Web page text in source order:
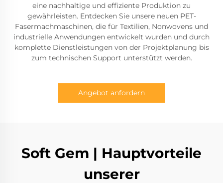
eine nachhaltige und effiziente Produktion zu
gewährleisten. Entdecken Sie unsere neuen PET-
Fasermachmaschinen, die für Textilien, Nonwovens und
industrielle Anwendungen entwickelt wurden und durch
komplette Dienstleistungen von der Projektplanung bis
zum technischen Support unterstützt werden.
Angebot anfordern
Soft Gem | Hauptvorteile
unserer